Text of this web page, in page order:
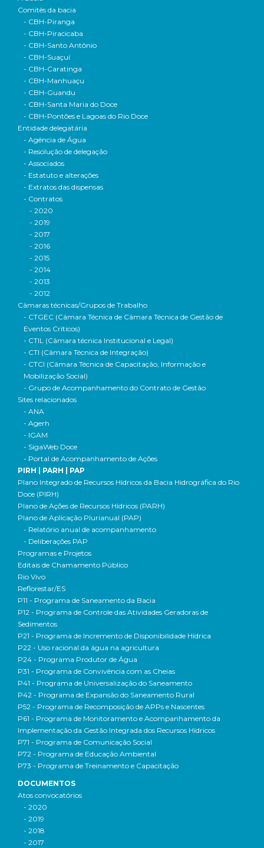
Comitês da bacia
- CBH-Piranga
- CBH-Piracicaba
- CBH-Santo Antônio
- CBH-Suaçuí
- CBH-Caratinga
- CBH-Manhuaçu
- CBH-Guandu
- CBH-Santa Maria do Doce
- CBH-Pontões e Lagoas do Rio Doce
Entidade delegatária
- Agência de Água
- Resolução de delegação
- Associados
- Estatuto e alterações
- Extratos das dispensas
- Contratos
- 2020
- 2019
- 2017
- 2016
- 2015
- 2014
- 2013
- 2012
Câmaras técnicas/Grupos de Trabalho
- CTGEC (Câmara Técnica de Câmara Técnica de Gestão de
Eventos Críticos)
- CTIL (Câmara técnica Institucional e Legal)
- CTI (Câmara Técnica de Integração)
- CTCI (Câmara Técnica de Capacitação, Informação e
Mobilização Social)
- Grupo de Acompanhamento do Contrato de Gestão
Sites relacionados
- ANA
- Agerh
- IGAM
- SigaWeb Doce
- Portal de Acompanhamento de Ações
PIRH | PARH | PAP
Plano Integrado de Recursos Hídricos da Bacia Hidrográfica do Rio
Doce (PIRH)
Plano de Ações de Recursos Hídricos (PARH)
Plano de Aplicação Plurianual (PAP)
- Relatório anual de acompanhamento
- Deliberações PAP
Programas e Projetos
Editais de Chamamento Público
Rio Vivo
Reflorestar/ES
P11 - Programa de Saneamento da Bacia
P12 - Programa de Controle das Atividades Geradoras de
Sedimentos
P21 - Programa de Incremento de Disponibilidade Hídrica
P22 - Uso racional da água na agricultura
P24 - Programa Produtor de Água
P31 - Programa de Convivência com as Cheias
P41 - Programa de Universalização do Saneamento
P42 - Programa de Expansão do Saneamento Rural
P52 - Programa de Recomposição de APPs e Nascentes
P61 - Programa de Monitoramento e Acompanhamento da
Implementação da Gestão Integrada dos Recursos Hídricos
P71 - Programa de Comunicação Social
P72 - Programa de Educação Ambiental
P73 - Programa de Treinamento e Capacitação
DOCUMENTOS
Atos convocatórios
- 2020
- 2019
- 2018
- 2017